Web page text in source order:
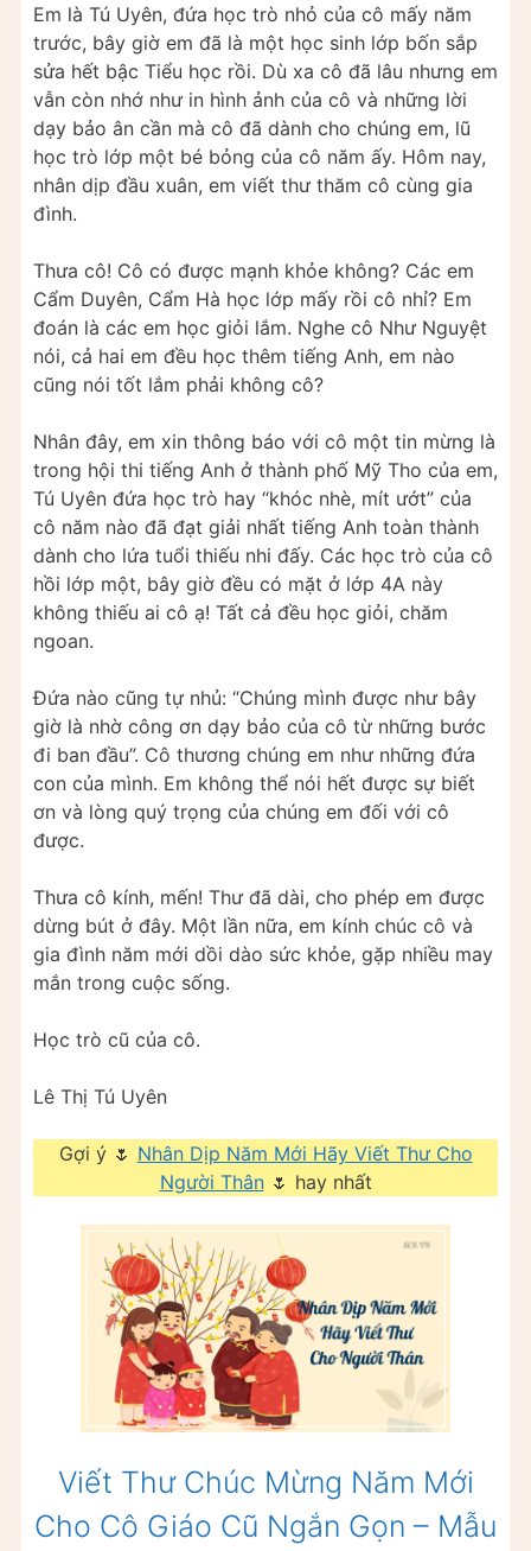
Em là Tú Uyên, đứa học trò nhỏ của cô mấy năm
trước, bây giờ em đã là một học sinh lớp bốn sắp
sửa hết bậc Tiểu học rồi. Dù xa cô đã lâu nhưng em
vẫn còn nhớ như in hình ảnh của cô và những lời
dạy bảo ân cần mà cô đã dành cho chúng em, lũ
học trò lớp một bé bỏng của cô năm ấy. Hôm nay,
nhân dịp đầu xuân, em viết thư thăm cô cùng gia
đình.
Thưa cô! Cô có được mạnh khỏe không? Các em
Cẩm Duyên, Cẩm Hà học lớp mấy rồi cô nhỉ? Em
đoán là các em học giỏi lắm. Nghe cô Như Nguyệt
nói, cả hai em đều học thêm tiếng Anh, em nào
cũng nói tốt lắm phải không cô?
Nhân đây, em xin thông báo với cô một tin mừng là
trong hội thi tiếng Anh ở thành phố Mỹ Tho của em,
Tú Uyên đứa học trò hay “khóc nhè, mít ướt” của
cô năm nào đã đạt giải nhất tiếng Anh toàn thành
dành cho lứa tuổi thiếu nhi đấy. Các học trò của cô
hồi lớp một, bây giờ đều có mặt ở lớp 4A này
không thiếu ai cô ạ! Tất cả đều học giỏi, chăm
ngoan.
Đứa nào cũng tự nhủ: “Chúng mình được như bây
giờ là nhờ công ơn dạy bảo của cô từ những bước
đi ban đầu”. Cô thương chúng em như những đứa
con của mình. Em không thể nói hết được sự biết
ơn và lòng quý trọng của chúng em đối với cô
được.
Thưa cô kính, mến! Thư đã dài, cho phép em được
dừng bút ở đây. Một lần nữa, em kính chúc cô và
gia đình năm mới dồi dào sức khỏe, gặp nhiều may
mắn trong cuộc sống.
Học trò cũ của cô.
Lê Thị Tú Uyên
Gợi ý 🌷 Nhân Dịp Năm Mới Hãy Viết Thư Cho
Người Thân🌷 hay nhất
Viết Thư Chúc Mừng Năm Mới
Cho Cô Giáo Cũ Ngắn Gọn – Mẫu